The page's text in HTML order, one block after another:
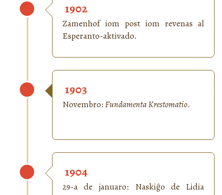
1902
Zamenhof iom post iom revenas al
Esperanto-aktivado.
1903
Novembro:Fundamenta Krestomatio.
1904
29-a de januaro: Naskiĝo de Lidia